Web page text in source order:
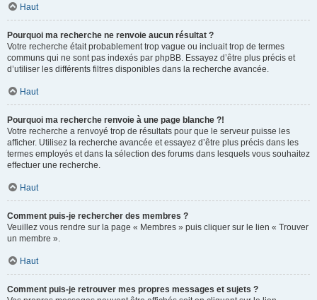
Haut
Pourquoi ma recherche ne renvoie aucun résultat ?
Votre recherche était probablement trop vague ou incluait trop de termes
communs qui ne sont pas indexés par phpBB. Essayez d’être plus précis et
d’utiliser les différents filtres disponibles dans la recherche avancée.
Haut
Pourquoi ma recherche renvoie à une page blanche ?!
Votre recherche a renvoyé trop de résultats pour que le serveur puisse les
afficher. Utilisez la recherche avancée et essayez d’être plus précis dans les
termes employés et dans la sélection des forums dans lesquels vous souhaitez
effectuer une recherche.
Haut
Comment puis-je rechercher des membres ?
Veuillez vous rendre sur la page « Membres » puis cliquer sur le lien « Trouver
un membre ».
Haut
Comment puis-je retrouver mes propres messages et sujets ?